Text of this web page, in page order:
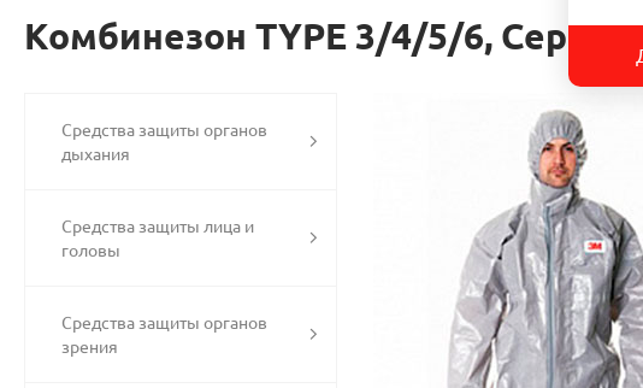
Комбинезон TYPE 3/4/5/6, Серый
Средства защиты органов
дыхания
Средства защиты лица и
головы
Средства защиты органов
зрения